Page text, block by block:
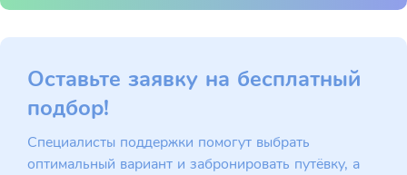
Оставьте заявку на бесплатный
подбор!
Специалисты поддержки помогут выбрать
оптимальный вариант и забронировать путёвку, а